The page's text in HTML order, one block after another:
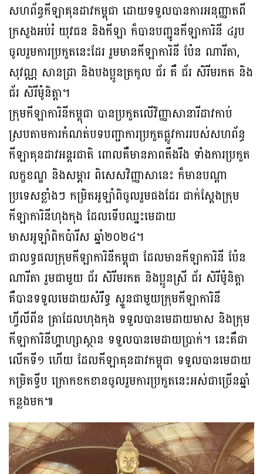
សហព័ន្ធកីឡាគុនដាវកម្ពុជា ដោយទទួលបានការអនុញ្ញាតពី
ក្រសួងអប់រំ យុវជន និងកីឡា ក៏បានបញ្ជូនកីឡាការិនី ៤រូប
ចូលរួមការប្រកួតនេះដែរ រួមមានកីឡាការិនី ប៉ែន ណារីតា,
សុវណ្ណ សានដ្រា និងបងប្អូនត្រកូល ជ័រ គឺ ជ័រ សិរីមរកត និង
ជ័រ សិរីម៉ូនិត្ដា។
ក្រុមកីឡាការិនីកម្ពុជា បានប្រកួតលើវិញ្ញាសានារីដាវកាប់
ស្របតាមការកំណត់បទបញ្ជាការប្រកួតផ្លូវការរបស់សហព័ន្ធ
កីឡាគុនដាវអន្ដរជាតិ ពោលគឺមានភាពតឹងរឹង ទាំងការប្រកួត
លក្ខខណ្ឌ និងសម្ភារ ពិសេសវិញ្ញាសានេះ ក៏មានបណ្ដា
ប្រទេសខ្លាំងៗ កម្រិតអូឡាំពិចូលរួមផងដែរ ជាក់ស្ដែងក្រុម
កីឡាការិនីហុងកុង ដែលទើបឈ្នះមេដាយ
មាសអូឡាំពិកប៉ារីស ឆ្នាំ២០២៤។
ជាលទ្ធផលក្រុមកីឡាការិនីកម្ពុជា ដែលមានកីឡាការិនី ប៉ែន
ណារីតា រួមជាមួយ ជ័រ សិរីមរកត និងប្អូនស្រី ជ័រ សិរីម៉ូនិត្ដា
គឺបានទទួលមេដាយសំរឹទ្ធ ស្ទួនជាមួយក្រុមកីឡាការិនី
ហ្វីលីពីន គ្រាដែលហុងកុង ទទួលបានមេដាយមាស និងក្រុម
កីឡាការិនីហ្គាហ្សាស្ថាន ទទួលបានមេដាយប្រាក់។ នេះគឺជា
លើកទី១ ហើយ ដែលកីឡាគុនដាវកម្ពុជា ទទួលបានមេដាយ
កម្រិតទ្វីប ក្រោកខកខានចូលរួមការប្រកួតនេះអស់ជាច្រើនឆ្នាំ
កន្លងមក៕